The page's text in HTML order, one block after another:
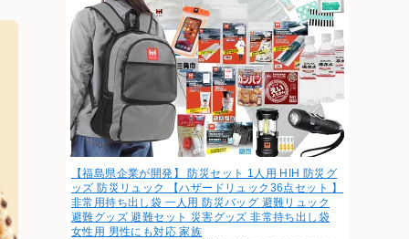
【福島県企業が開発】 防災セット 1人用 HIH 防災グ
ッズ 防災リュック 【ハザードリュック36点セット 】
非常用持ち出し袋 一人用 防災バッグ 避難リュック
避難グッズ 避難セット 災害グッズ 非常持ち出し袋
女性用 男性にも対応 家族